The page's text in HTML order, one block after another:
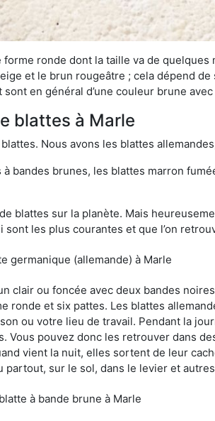
ronde dont la taille va de
et le brun rougeâtre ; cela dépend
en général d’une couleur brune
blattes à Marle
Nous avons les blattes
bandes brunes, les blattes marron
blattes sur la planète. Mais
les plus courantes et que l’on
germanique (allemande) à Marle
clair ou foncée avec deux bandes
ronde et six pattes. Les blattes
ou votre lieu de travail. Pendant la
Vous pouvez donc les retrouver dans
vient la nuit, elles sortent de leur
partout, sur le sol, dans le levier et
à bande brune à Marle